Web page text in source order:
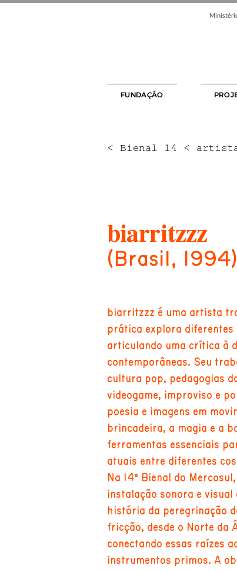
FUNDAÇÃO
< Bienal 14 <
biarritzzz
(Brasil, 1994)
biarritzzz é uma artista
prática explora diferentes
articulando uma crítica à
contemporâneas. Seu
cultura pop, pedagogias
videogame, improviso e
poesia e imagens em
brincadeira, a magia e a
ferramentas essenciais
atuais entre diferentes
Na 14ª Bienal do
instalação sonora e
história da peregrinação
fricção, desde o Norte da
conectando essas raízes
instrumentos primos. A